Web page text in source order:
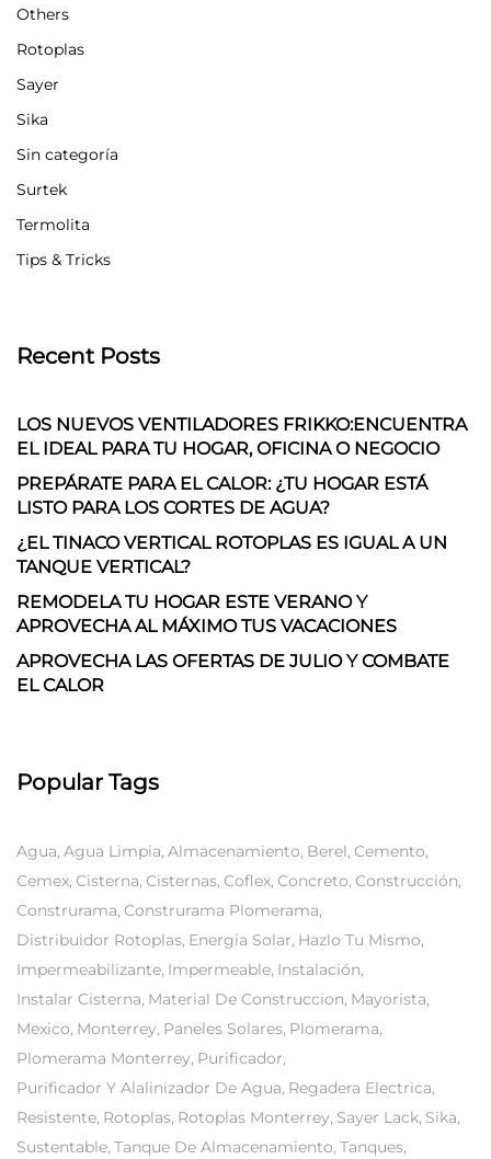
Others
Rotoplas
Sayer
Sika
Sin categoría
Surtek
Termolita
Tips & Tricks
Recent Posts
LOS NUEVOS VENTILADORES FRIKKO:ENCUENTRA
EL IDEAL PARA TU HOGAR, OFICINA O NEGOCIO
PREPÁRATE PARA EL CALOR: ¿TU HOGAR ESTÁ
LISTO PARA LOS CORTES DE AGUA?
¿EL TINACO VERTICAL ROTOPLAS ES IGUAL A UN
TANQUE VERTICAL?
REMODELA TU HOGAR ESTE VERANO Y
APROVECHA AL MÁXIMO TUS VACACIONES
APROVECHA LAS OFERTAS DE JULIO Y COMBATE
EL CALOR
Popular Tags
Agua Agua Limpia Almacenamiento Berel Cemento
Cemex Cisterna Cisternas Coflex Concreto Construcción
Construrama Construrama Plomerama
Distribuidor Rotoplas Energia Solar Hazlo Tu Mismo
Impermeabilizante Impermeable Instalación
Instalar Cisterna Material De Construccion Mayorista
Mexico Monterrey Paneles Solares Plomerama
Plomerama Monterrey Purificador
Purificador Y Alalinizador De Agua Regadera Electrica
Resistente Rotoplas Rotoplas Monterrey Sayer Lack Sika
Sustentable Tanque De Almacenamiento Tanques